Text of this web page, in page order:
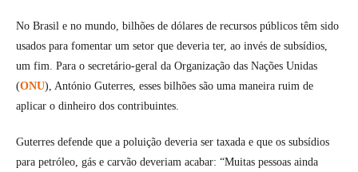
No Brasil e no mundo, bilhões de dólares de recursos públicos têm sido
usados para fomentar um setor que deveria ter, ao invés de subsídios,
um fim. Para o secretário-geral da Organização das Nações Unidas
(ONU), António Guterres, esses bilhões são uma maneira ruim de
aplicar o dinheiro dos contribuintes.
Guterres defende que a poluição deveria ser taxada e que os subsídios
para petróleo, gás e carvão deveriam acabar: “Muitas pessoas ainda